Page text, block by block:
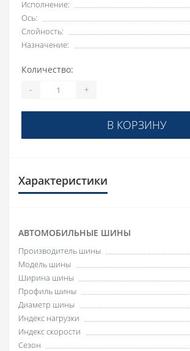
Исполнение:
Ось:
Слойность:
Назначение:
Количество:
- +
В КОРЗИНУ
Характеристики
АВТОМОБИЛЬНЫЕ ШИНЫ
Производитель шины
Модель шины
Ширина шины
Профиль шины
Диаметр шины
Индекс нагрузки
Индекс скорости
Сезон